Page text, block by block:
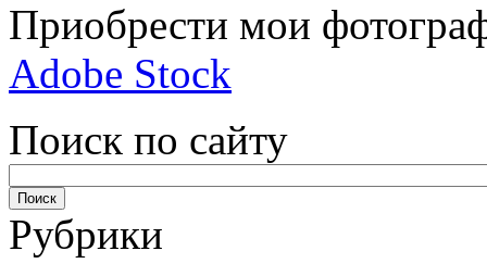
Приобрести мои
Adobe Stock
Поиск по сайту
Рубрики